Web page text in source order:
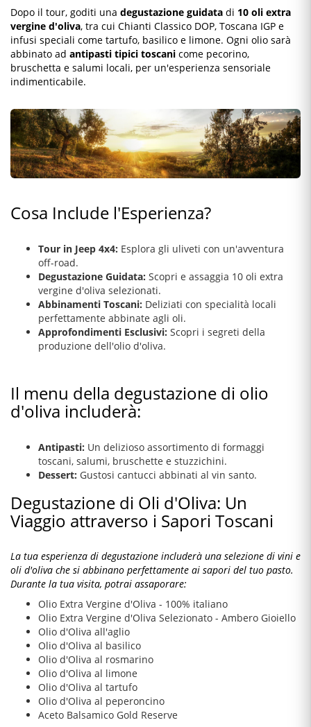
Dopo il tour, goditi una degustazione guidata di 10 oli extra
vergine d'oliva, tra cui Chianti Classico DOP, Toscana IGP e
infusi speciali come tartufo, basilico e limone. Ogni olio sarà
abbinato ad antipasti tipici toscani come pecorino,
bruschetta e salumi locali, per un'esperienza sensoriale
indimenticabile.
Cosa Include l'Esperienza?
Tour in Jeep 4x4: Esplora gli uliveti con un'avventura
off-road.
Degustazione Guidata: Scopri e assaggia 10 oli extra
vergine d'oliva selezionati.
Abbinamenti Toscani: Deliziati con specialità locali
perfettamente abbinate agli oli.
Approfondimenti Esclusivi: Scopri i segreti della
produzione dell'olio d'oliva.
Il menu della degustazione di olio
d'oliva includerà:
Antipasti: Un delizioso assortimento di formaggi
toscani, salumi, bruschette e stuzzichini.
Dessert: Gustosi cantucci abbinati al vin santo.
Degustazione di Oli d'Oliva: Un
Viaggio attraverso i Sapori Toscani
La tua esperienza di degustazione includerà una selezione di vini e
oli d'oliva che si abbinano perfettamente ai sapori del tuo pasto.
Durante la tua visita, potrai assaporare:
Olio Extra Vergine d'Oliva - 100% italiano
Olio Extra Vergine d'Oliva Selezionato - Ambero Gioiello
Olio d'Oliva all'aglio
Olio d'Oliva al basilico
Olio d'Oliva al rosmarino
Olio d'Oliva al limone
Olio d'Oliva al tartufo
Olio d'Oliva al peperoncino
Aceto Balsamico Gold Reserve